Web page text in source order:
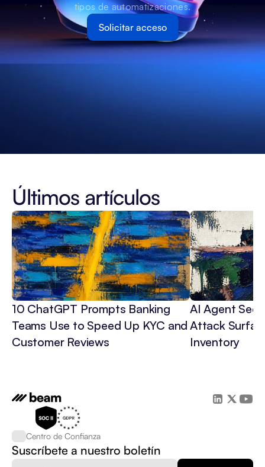
tipos de automatizaciones.
Solicitar acceso
Últimos artículos
10 ChatGPT Prompts Banking
Teams Use to Speed Up KYC and
Customer Reviews
AI Agent
Attack
Inventory
Centro de Confianza
Suscríbete a nuestro boletín